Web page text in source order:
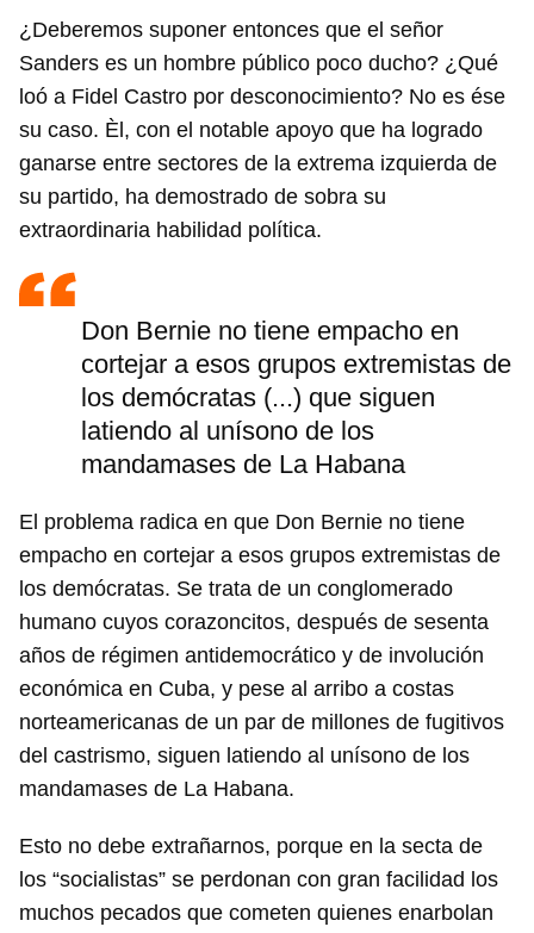
¿Deberemos suponer entonces que el señor
Sanders es un hombre público poco ducho? ¿Qué
loó a Fidel Castro por desconocimiento? No es ése
su caso. Èl, con el notable apoyo que ha logrado
ganarse entre sectores de la extrema izquierda de
su partido, ha demostrado de sobra su
extraordinaria habilidad política.
Don Bernie no tiene empacho en
cortejar a esos grupos extremistas de
los demócratas (...) que siguen
latiendo al unísono de los
mandamases de La Habana
El problema radica en que Don Bernie no tiene
empacho en cortejar a esos grupos extremistas de
los demócratas. Se trata de un conglomerado
humano cuyos corazoncitos, después de sesenta
años de régimen antidemocrático y de involución
económica en Cuba, y pese al arribo a costas
norteamericanas de un par de millones de fugitivos
del castrismo, siguen latiendo al unísono de los
mandamases de La Habana.
Esto no debe extrañarnos, porque en la secta de
los “socialistas” se perdonan con gran facilidad los
muchos pecados que cometen quienes enarbolan